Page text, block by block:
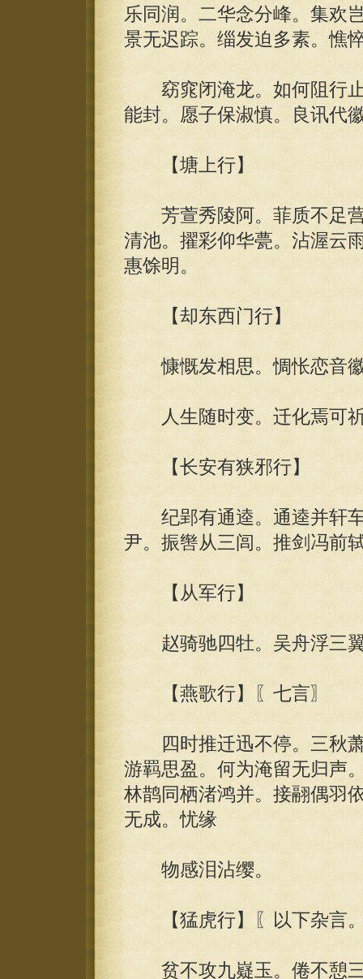
乐同润。二华念分峰。集欢
景无迟踪。缁发迫多素。憔
窈窕闭淹龙。如何阻行止
能封。愿子保淑慎。良讯代
【塘上行】
芳萱秀陵阿。菲质不足营
清池。擢彩仰华甍。沾渥云
惠馀明。
【却东西门行】
慷慨发相思。惆怅恋音徽
人生随时变。迁化焉可祈
【长安有狭邪行】
纪郢有通逵。通逵并轩车
尹。振辔从三闾。推剑冯前
【从军行】
赵骑驰四牡。吴舟浮三翼
【燕歌行】〖七言〗
四时推迁迅不停。三秋萧
游羁思盈。何为淹留无归声
林鹊同栖渚鸿并。接翮偶羽
无成。忧缘
物感泪沾缨。
【猛虎行】〖以下杂言
贫不攻九嶷玉。倦不憩三